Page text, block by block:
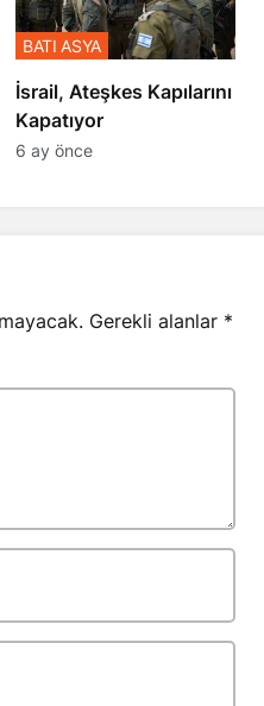
İsrail, Ateşkes Kapılarını
Kapatıyor
BATI ASYA
6 ay önce
Gerekli alanlar *